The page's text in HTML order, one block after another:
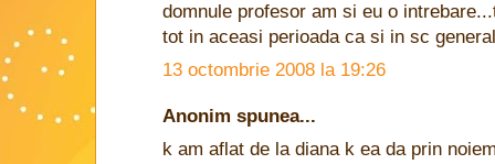
domnule profesor am si eu o
tot in aceasi perioada ca si in sc
13 octombrie 2008 la 19:26
Anonim spunea...
k am aflat de la diana k ea da prin